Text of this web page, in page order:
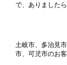
で、ありました
土岐市、多治見
市、可児市のお